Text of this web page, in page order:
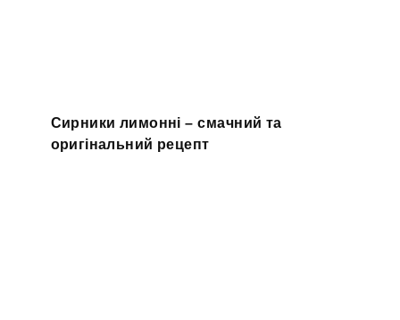
Сирники лимонні – смачний та
оригінальний рецепт